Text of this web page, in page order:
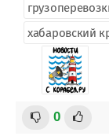
хабаровский
0